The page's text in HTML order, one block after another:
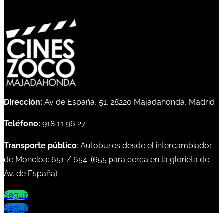
Dirección: Av de España, 51, 28220 Majadahonda, Madrid
Teléfono: 918 11 96 27
Transporte público: Autobuses desde el intercambiador
de Moncloa: 651 / 654. (655 para cerca en la glorieta de
Av. de España)
Seguir
Seguir